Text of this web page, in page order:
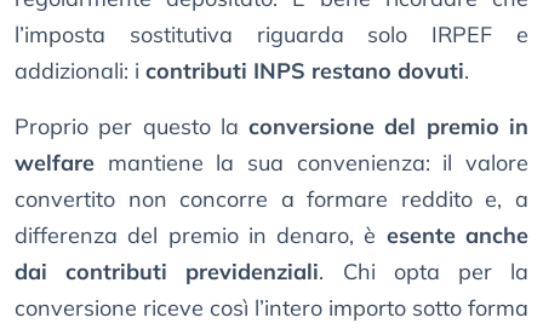
l’imposta sostitutiva riguarda solo IRPEF e
addizionali: i contributi INPS restano dovuti.
Proprio per questo laconversione del premio in
welfare mantiene la sua convenienza: il valore
convertito non concorre a formare reddito e, a
differenza del premio in denaro, è esente anche
dai contributi previdenziali. Chi opta per la
conversione riceve così l’intero importo sotto forma